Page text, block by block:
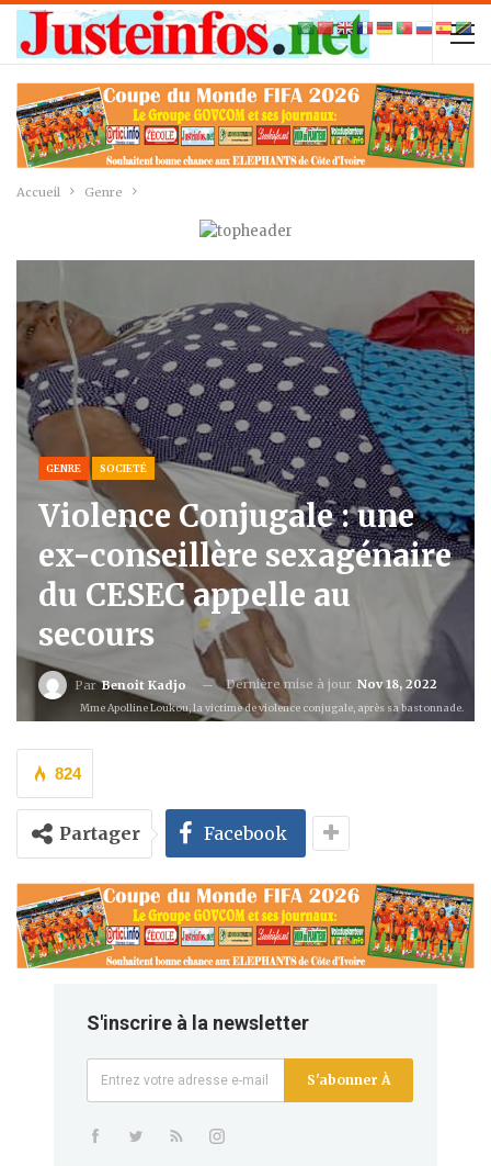
Accueil Genre
GENRE SOCIETÉ
Violence Conjugale : une
ex-conseillère sexagénaire
du CESEC appelle au
secours
ParBenoit Kadjo Dernière mise à jour Nov 18, 2022
Mme Apolline Loukou, la victime de violence conjugale, après sa bastonnade.
824
Partager Facebook
S'inscrire à la newsletter
S'abonner À